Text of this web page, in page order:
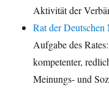
Aktivität der
Rat der
Aufgabe des
kompetenter,
Meinungs- und